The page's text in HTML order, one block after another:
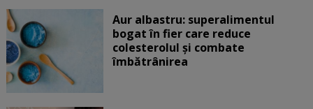
Aur albastru: superalimentul
bogat în fier care reduce
colesterolul și combate
îmbătrânirea